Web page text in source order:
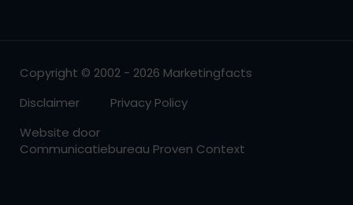
Copyright © 2002 - 2026 Marketingfacts
Disclaimer
Privacy Policy
Website door
Communicatiebureau Proven Context